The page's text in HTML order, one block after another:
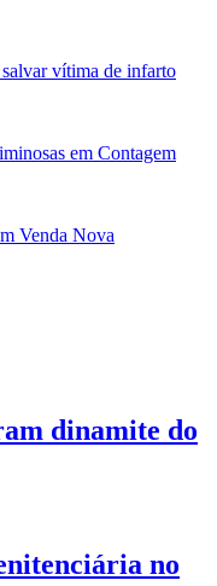
vítima de infarto
em Contagem
Venda Nova
dinamite do
no